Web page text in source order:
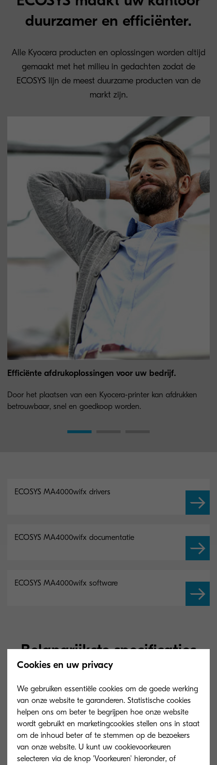
duurzamer en efficiënter.
Alle Kyocera producten en oplossingen worden altijd
gemaakt met het milieu in gedachten zodat de
ECOSYS lijn de meest duurzame producten van de
markt zijn.
Efficiënte afdrukoplossingen voor uw bedrijf.
Door het plaatsen van een Kyocera-printer kan afdrukken
betrouwbaar, snel en goedkoop worden.
ECOSYS MA4000wifx drivers
ECOSYS MA4000wifx documentatie
ECOSYS MA4000wifx software
Belangrijkste specificaties
Algemeen
Cookies en uw privacy
We gebruiken essentiële cookies om de goede werking
van onze website te garanderen. Statistische cookies
helpen ons om beter te begrijpen hoe onze website
wordt gebruikt en marketingcookies stellen ons in staat
om de inhoud beter af te stemmen op de bezoekers
van onze website. U kunt uw cookievoorkeuren
selecteren via de knop 'Voorkeuren' hieronder, of